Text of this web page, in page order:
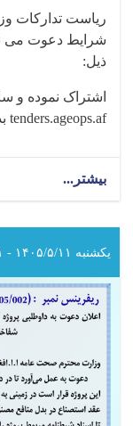
ریاست تدارکات
شرایط دعوت می
ذیل:
اشتراک نموده و
tenders.ageops.af
بیشتر...
به
داوطلبی!
یکشنبه ۱۴۰۵/۵/۱۱ - ۱۰:۱۱